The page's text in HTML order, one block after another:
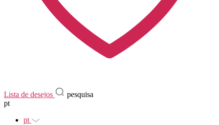
Lista de desejos
pesquisa
pt
pt